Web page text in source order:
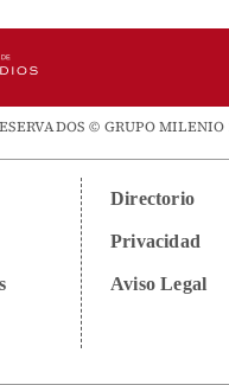
© GRUPO MILENIO
Directorio
Privacidad
Aviso Legal